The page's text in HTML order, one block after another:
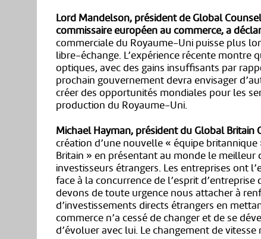
Lord Mandelson, président de Global
commissaire européen au commerce, a
commerciale du Royaume-Uni puisse plus
libre-échange. L’expérience récente montre
optiques, avec des gains insuffisants par
prochain gouvernement devra envisager
créer des opportunités mondiales pour les
production du Royaume-Uni.
Michael Hayman, président du Global Britain
création d’une nouvelle « équipe
Britain » en présentant au monde le
investisseurs étrangers. Les entreprises ont
face à la concurrence de l’esprit
devons de toute urgence nous attacher à
d’investissements directs étrangers en
commerce n’a cessé de changer et de se
d’évoluer avec lui. Le changement de